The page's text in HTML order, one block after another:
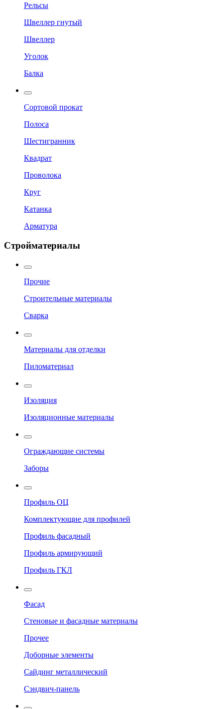
Рельсы
Швеллер гнутый
Швеллер
Уголок
Балка
Сортовой прокат
Полоса
Шестигранник
Квадрат
Проволока
Круг
Катанка
Арматура
Стройматериалы
Прочие
Строительные материалы
Сварка
Материалы для отделки
Пиломатериал
Изоляция
Изоляционные материалы
Ограждающие системы
Заборы
Профиль ОЦ
Комплектующие для профилей
Профиль фасадный
Профиль армирующий
Профиль ГКЛ
Фасад
Стеновые и фасадные материалы
Прочее
Доборные элементы
Сайдинг металлический
Сэндвич-панель